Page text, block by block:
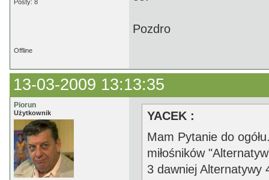
Posty: 8
Pozdro
Offline
13-03-2009 13:13:35
Piorun
Użytkownik
YACEK :
Mam Pytanie do
miłośników
3 dawniej Alternatywy